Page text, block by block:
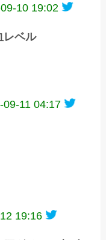
10 19:02
レベル
09-11 04:17
19:16